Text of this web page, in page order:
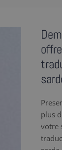
plus
votre